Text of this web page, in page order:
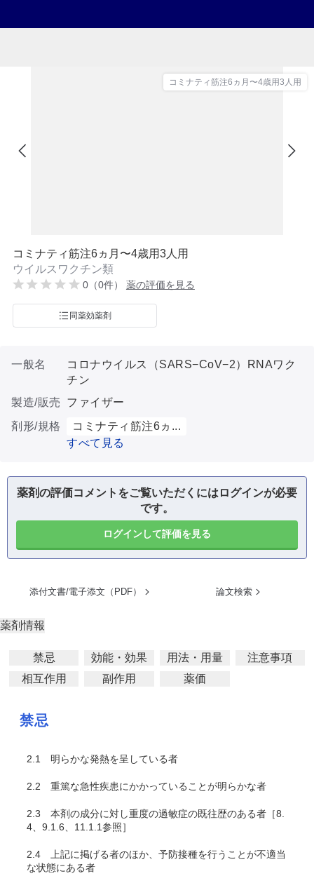
コミナティ筋注6ヵ月〜4歳用3人用
コミナティ筋注6ヵ月〜4歳用3人用
ウイルスワクチン類
0（0件） 薬の評価を見る
同薬効薬剤
一般名
コロナウイルス（SARS−CoV−2）RNAワク
チン
製造/販売
ファイザー
剤形/規格
コミナティ筋注6ヵ...
すべて見る
薬剤の評価コメントをご覧いただくにはログインが必要
です。
ログインして評価を見る
添付文書/電子添文（PDF） 論文検索
薬剤情報
禁忌 効能・効果 用法・用量
注意事項
相互作用
副作用 薬価
禁忌
2.1 明らかな発熱を呈している者
2.2 重篤な急性疾患にかかっていることが明らかな者
2.3 本剤の成分に対し重度の過敏症の既往歴のある者［8.
4、9.1.6、11.1.1参照］
2.4 上記に掲げる者のほか、予防接種を行うことが不適当
な状態にある者